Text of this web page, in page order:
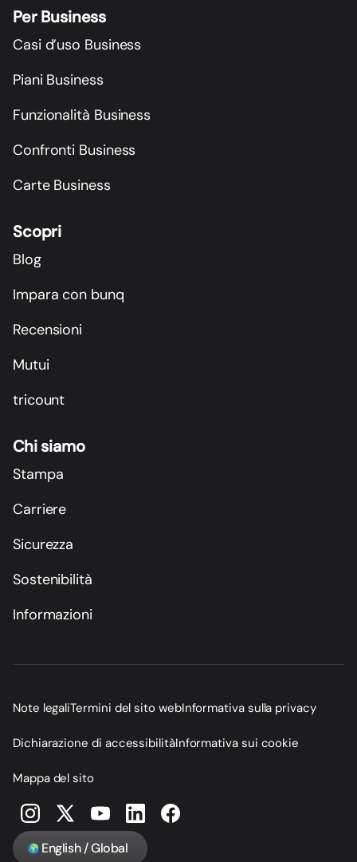
Per Business
Casi d’uso Business
Piani Business
Funzionalità Business
Confronti Business
Carte Business
Scopri
Blog
Impara con bunq
Recensioni
Mutui
tricount
Chi siamo
Stampa
Carriere
Sicurezza
Sostenibilità
Informazioni
Note legaliTermini del sito webInformativa sulla privacy
Dichiarazione di accessibilitàInformativa sui cookie
Mappa del sito
English / Global